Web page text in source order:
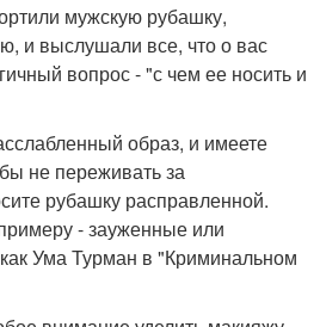
мужскую рубашку,
и выслушали все, что о вас
вопрос - "с чем ее носить и
образ, и имеете
не переживать за
рубашку расправленной.
- зауженные или
Ума Турман в "Криминальном